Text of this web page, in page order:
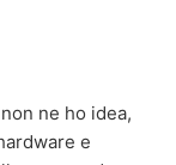
ne ho idea,
e